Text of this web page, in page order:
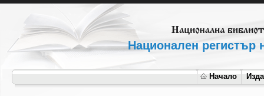
Национален регистър
Начало